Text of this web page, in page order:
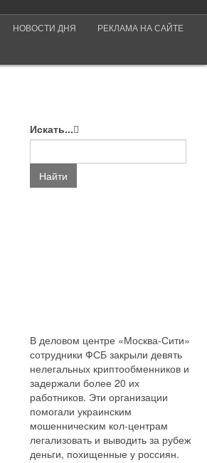
НОВОСТИ ДНЯ РЕКЛАМА НА САЙТЕ
Искать...
Найти
В деловом центре «Москва-Сити»
сотрудники ФСБ закрыли девять
нелегальных криптообменников и
задержали более 20 их
работников. Эти организации
помогали украинским
мошенническим кол-центрам
легализовать и выводить за рубеж
деньги, похищенные у россиян.